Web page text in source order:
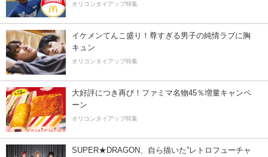
オリコンタイアップ特集
イケメンてんこ盛り！尊すぎる男子の純情ラブに胸
キュン
オリコンタイアップ特集
大好評につき再び！ファミマ名物45％増量キャンペ
ーン
オリコンタイアップ特集
SUPER★DRAGON、自ら描いた”レトロフューチャ